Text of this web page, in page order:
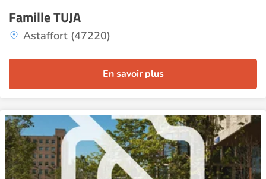
Famille TUJA
Astaffort (47220)
En savoir plus